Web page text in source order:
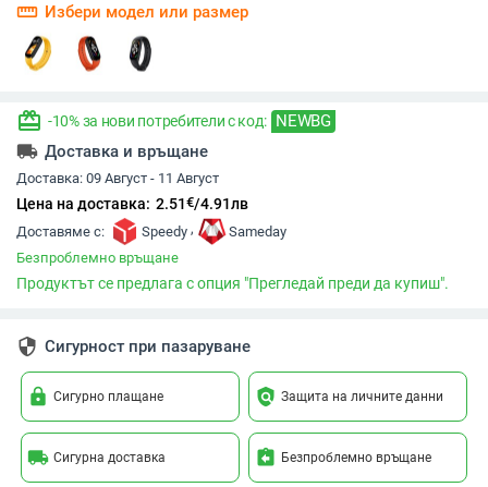
straighten Избери модел или размер
redeem -10% за нови потребители с код: NEWBG
local_shipping Доставка и връщане
Доставка: 09 Август - 11 Август
Цена на доставка: 2.51€/4.91лв
Доставяме с: Speedy ,
Sameday
Безпроблемно връщане
Продуктът се предлага с опция "Прегледай преди да купиш".
security Сигурност при пазаруване
lock Сигурно плащане policy Защита на личните данни
local_shipping Сигурна доставка assignment_return Безпроблемно връщане